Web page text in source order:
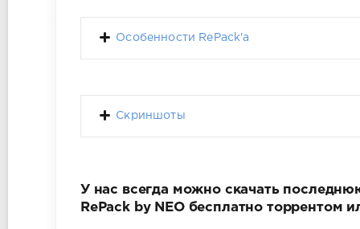
Особенности RePack'a
Скриншоты
У нас всегда можно скачать
RePack by NEO бесплатно торрентом